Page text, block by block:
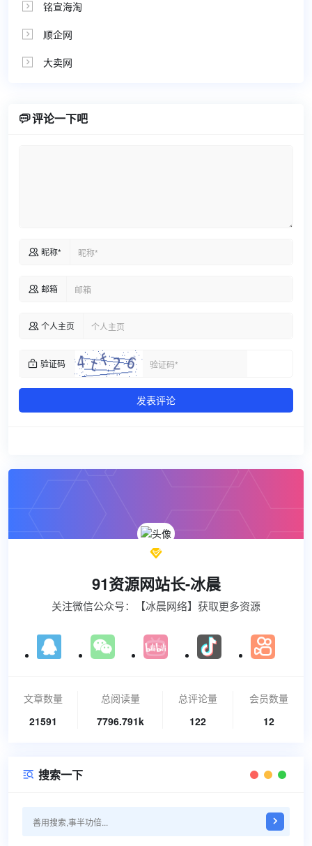
 铭宣海淘
 顺企网
 大卖网
评论一下吧
 昵称*
 邮箱
 个人主页
 验证码
发表评论

91资源网站长-冰晨
关注微信公众号：【冰晨网络】获取更多资源
文章数量
21591
总阅读量
7796.791k
总评论量
122
会员数量
12
 搜索一下